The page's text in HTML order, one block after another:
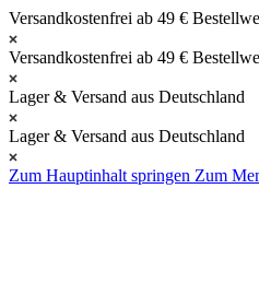
Versandkostenfrei ab 49 €
Versandkostenfrei ab 49 €
Lager & Versand aus Deutschland
Lager & Versand aus Deutschland
Zum Hauptinhalt springen Zum